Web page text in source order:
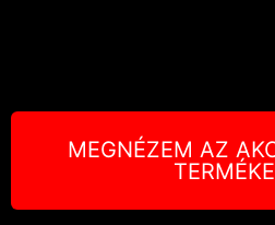
MEGNÉZEM AZ